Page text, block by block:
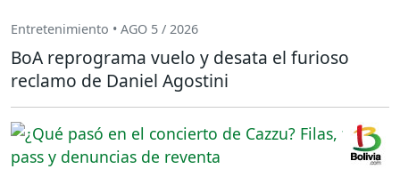
Entretenimiento • AGO 5 / 2026
BoA reprograma vuelo y desata el furioso
reclamo de Daniel Agostini